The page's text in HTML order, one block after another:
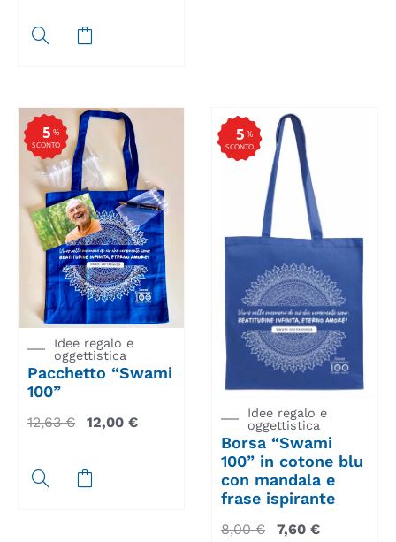
%
SCONTO
5
Idee regalo e
oggettistica
Pacchetto “Swami
100”
12,63€ 12,00 €
%
SCONTO
5
Idee regalo e
oggettistica
Borsa “Swami
100” in cotone blu
con mandala e
frase ispirante
8,00€ 7,60 €